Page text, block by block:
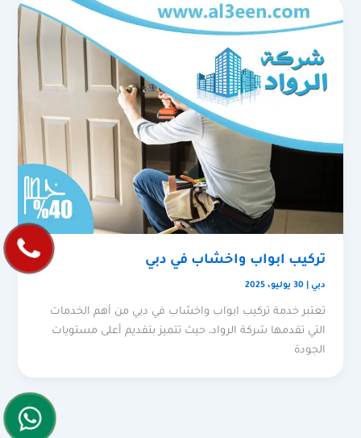
تركيب ابواب واخشاب في دبي
دبي |30 يوليو، 2025
تعتبر خدمة تركيب ابواب واخشاب في دبي من أهم الخدمات
التي تقدمها شركة الرواد، حيث تتميز بتقديم أعلى مستويات
الجودة